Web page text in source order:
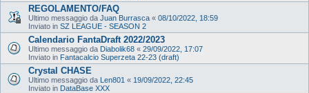
REGOLAMENTO/FAQ
Ultimo messaggio da Juan Burrasca « 08/10/2022, 18:59
Inviato in SZ LEAGUE - SEASON 2
Calendario FantaDraft 2022/2023
Ultimo messaggio da Diabolik68 « 29/09/2022, 17:07
Inviato in Fantacalcio Superzeta 22-23 (draft)
Crystal CHASE
Ultimo messaggio da Len801 « 19/09/2022, 22:45
Inviato in DataBase XXX